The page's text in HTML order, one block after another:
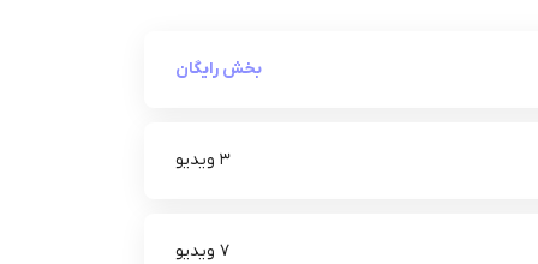
بخش رایگان
3 ویدیو
7 ویدیو